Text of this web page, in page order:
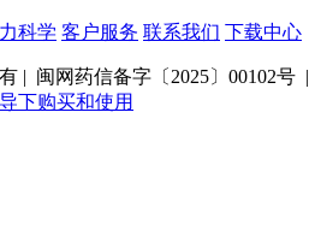
科学 客户服务 联系我们 下载中心
| 闽网药信备字〔2025〕00102号 |
下购买和使用